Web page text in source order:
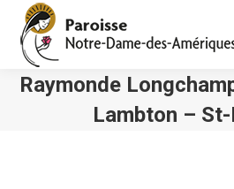
Raymonde
Lambton –